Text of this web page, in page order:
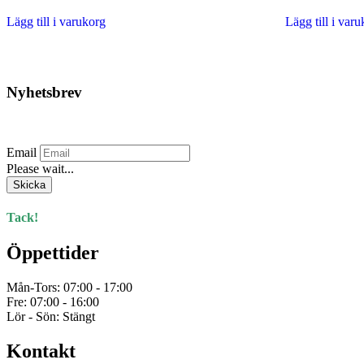
produktsidan
Lägg till i varukorg Lägg till i
Nyhetsbrev
Email
Please wait...
Skicka
Tack!
Öppettider
Mån-Tors: 07:00 - 17:00
Fre: 07:00 - 16:00
Lör - Sön: Stängt
Kontakt